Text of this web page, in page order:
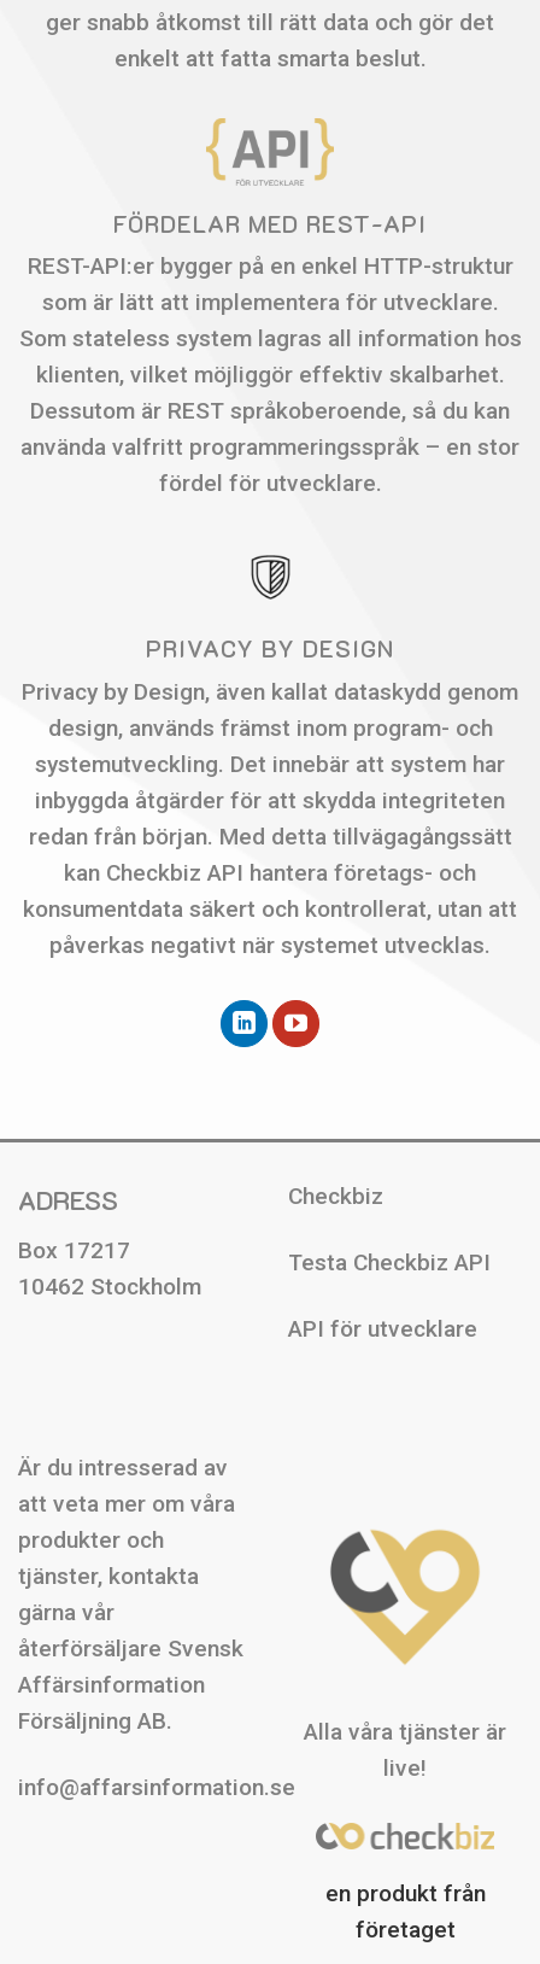
ger snabb åtkomst till rätt data och gör det
enkelt att fatta smarta beslut.
FÖRDELAR MED REST-API
REST-API:er bygger på en enkel HTTP-struktur
som är lätt att implementera för utvecklare.
Som stateless system lagras all information hos
klienten, vilket möjliggör effektiv skalbarhet.
Dessutom är REST språkoberoende, så du kan
använda valfritt programmeringsspråk – en stor
fördel för utvecklare.
PRIVACY BY DESIGN
Privacy by Design, även kallat dataskydd genom
design, används främst inom program- och
systemutveckling. Det innebär att system har
inbyggda åtgärder för att skydda integriteten
redan från början. Med detta tillvägagångssätt
kan Checkbiz API hantera företags- och
konsumentdata säkert och kontrollerat, utan att
påverkas negativt när systemet utvecklas.
ADRESS
Box 17217
10462 Stockholm
Checkbiz
Testa Checkbiz API
API för utvecklare
Är du intresserad av
att veta mer om våra
produkter och
tjänster, kontakta
gärna vår
återförsäljare Svensk
Affärsinformation
Försäljning AB.
info@affarsinformation.se
Alla våra tjänster är
live!
en produkt från
företaget